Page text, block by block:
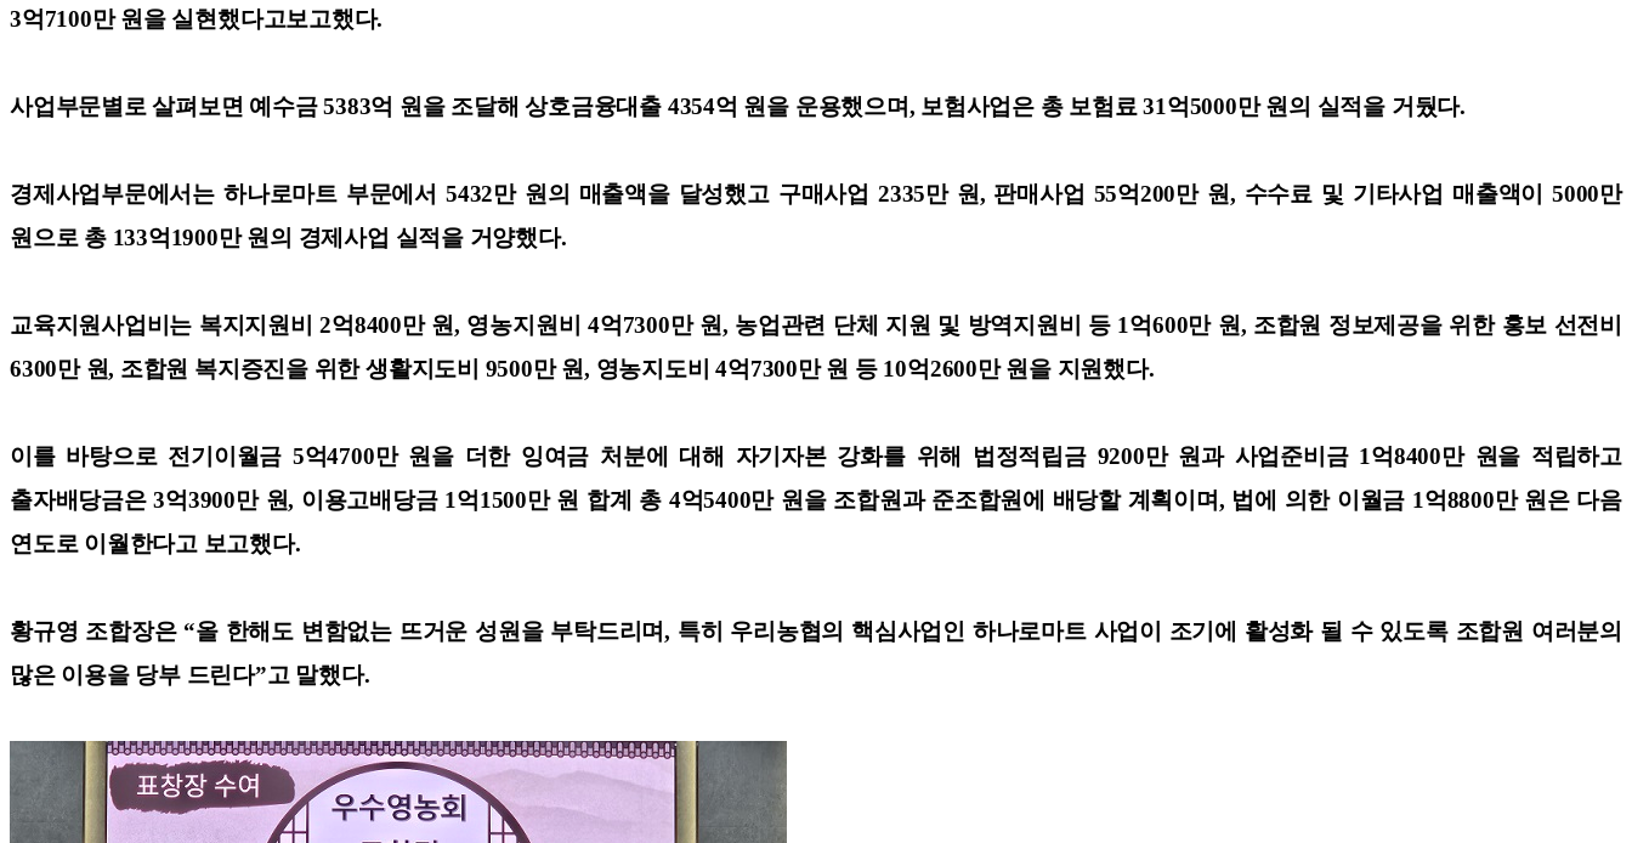
3억7100만 원을 실현했다고보고했다.
사업부문별로 살펴보면 예수금 5383억 원을 조달해 상호금융대출 4354억 원을 운용했으며, 보험사업은 총 보험료 31억5000만 원의 실적을 거뒀다.
경제사업부문에서는 하나로마트 부문에서 5432만 원의 매출액을 달성했고 구매사업 2335만 원, 판매사업 55억200만 원, 수수료 및 기타사업 매출액이 5000만
원으로 총 133억1900만 원의 경제사업 실적을 거양했다.
교육지원사업비는 복지지원비 2억8400만 원, 영농지원비 4억7300만 원, 농업관련 단체 지원 및 방역지원비 등 1억600만 원, 조합원 정보제공을 위한 홍보 선전비
6300만 원, 조합원 복지증진을 위한 생활지도비 9500만 원, 영농지도비 4억7300만 원 등 10억2600만 원을 지원했다.
이를 바탕으로 전기이월금 5억4700만 원을 더한 잉여금 처분에 대해 자기자본 강화를 위해 법정적립금 9200만 원과 사업준비금 1억8400만 원을 적립하고
출자배당금은 3억3900만 원, 이용고배당금 1억1500만 원 합계 총 4억5400만 원을 조합원과 준조합원에 배당할 계획이며, 법에 의한 이월금 1억8800만 원은 다음
연도로 이월한다고 보고했다.
황규영 조합장은 “올 한해도 변함없는 뜨거운 성원을 부탁드리며, 특히 우리농협의 핵심사업인 하나로마트 사업이 조기에 활성화 될 수 있도록 조합원 여러분의
많은 이용을 당부 드린다”고 말했다.